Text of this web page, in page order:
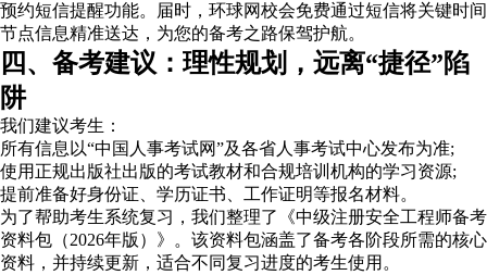
预约短信提醒功能。届时，环球网校会免费通过短信将关键时间
节点信息精准送达，为您的备考之路保驾护航。
四、备考建议：理性规划，远离“捷径”陷
阱
我们建议考生：
所有信息以“中国人事考试网”及各省人事考试中心发布为准;
使用正规出版社出版的考试教材和合规培训机构的学习资源;
提前准备好身份证、学历证书、工作证明等报名材料。
为了帮助考生系统复习，我们整理了《中级注册安全工程师备考
资料包（2026年版）》。该资料包涵盖了备考各阶段所需的核心
资料，并持续更新，适合不同复习进度的考生使用。